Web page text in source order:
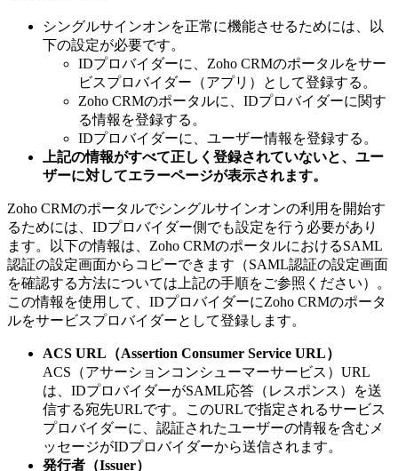
シングルサインオンを正常に機能させるためには、以
下の設定が必要です。
IDプロバイダーに、Zoho CRMのポータルをサー
ビスプロバイダー（アプリ）として登録する。
Zoho CRMのポータルに、IDプロバイダーに関す
る情報を登録する。
IDプロバイダーに、ユーザー情報を登録する。
上記の情報がすべて正しく登録されていないと、ユー
ザーに対してエラーページが表示されます。
Zoho CRMのポータルでシングルサインオンの利用を開始す
るためには、IDプロバイダー側でも設定を行う必要があり
ます。以下の情報は、Zoho CRMのポータルにおけるSAML
認証の設定画面からコピーできます（SAML認証の設定画面
を確認する方法については上記の手順をご参照ください）。
この情報を使用して、IDプロバイダーにZoho CRMのポータ
ルをサービスプロバイダーとして登録します。
ACS URL（Assertion Consumer Service URL）
ACS（アサーションコンシューマーサービス）URL
は、IDプロバイダーがSAML応答（レスポンス）を送
信する宛先URLです。このURLで指定されるサービス
プロバイダーに、認証されたユーザーの情報を含むメ
ッセージがIDプロバイダーから送信されます。
発行者（Issuer）